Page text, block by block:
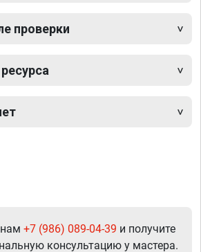
проверки
+7 (986) 089-04-39 и получите
консультацию у мастера.